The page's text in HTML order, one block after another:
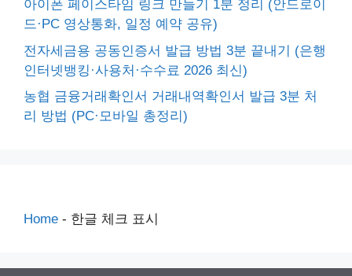
아이폰 페이스타임 링크 만들기 1분 정리 (안드로이
드·PC 영상통화, 일정 예약 공유)
전자세금용 공동인증서 발급 방법 3분 끝내기 (은행
인터넷뱅킹·사용처·수수료 2026 최신)
농협 금융거래확인서 거래내역확인서 발급 3분 처
리 방법 (PC·모바일 총정리)
Home - 한글 체크 표시